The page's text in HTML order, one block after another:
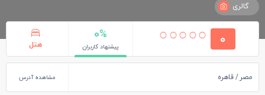
گالری
0
0%
پیشنهاد کاربران هتل
مصر قاهره مشاهده آدرس